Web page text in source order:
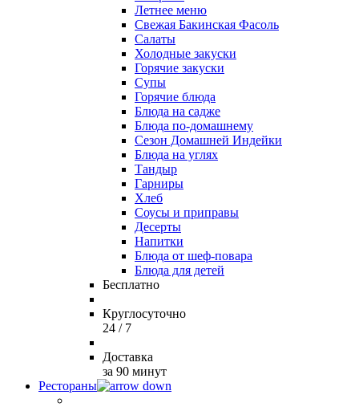
Летнее меню
Свежая Бакинская Фасоль
Салаты
Холодные закуски
Горячие закуски
Супы
Горячие блюда
Блюда на садже
Блюда по-домашнему
Сезон Домашней Индейки
Блюда на углях
Тандыр
Гарниры
Хлеб
Соусы и приправы
Десерты
Напитки
Блюда от шеф-повара
Блюда для детей
Бесплатно
Круглосуточно
24 / 7
Доставка
за 90 минут
Рестораны